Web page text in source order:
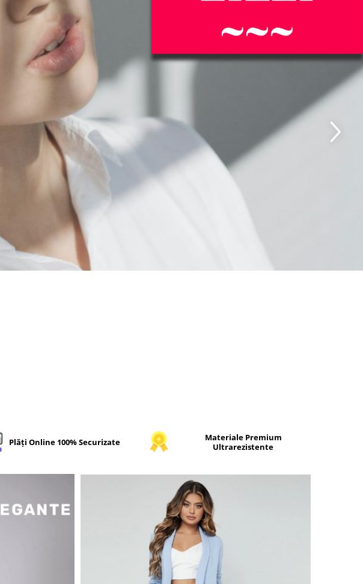
Plăți Online 100% Securizate
Materiale Premium
Ultrarezistente